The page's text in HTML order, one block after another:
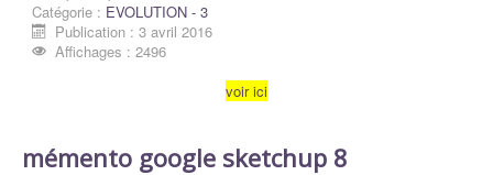
Catégorie : EVOLUTION - 3
Publication : 3 avril 2016
Affichages : 2496
voir ici
mémento google sketchup 8